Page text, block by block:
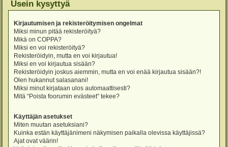
Usein kysyttyä
Kirjautumisen ja rekisteröitymisen ongelmat
Miksi minun pitää rekisteröityä?
Mikä on COPPA?
Miksi en voi rekisteröityä?
Rekisteröidyin, mutta en voi kirjautua!
Miksi en voi kirjautua sisään?
Rekisteröidyin joskus aiemmin, mutta en voi enää kirjautua sisään?!
Olen hukannut salasanani!
Miksi minut kirjataan ulos automaattisesti?
Mitä “Poista foorumin evästeet” tekee?
Käyttäjän asetukset
Miten muutan asetuksiani?
Kuinka estän käyttäjänimeni näkymisen paikalla olevissa käyttäjissä?
Ajat ovat väärin!